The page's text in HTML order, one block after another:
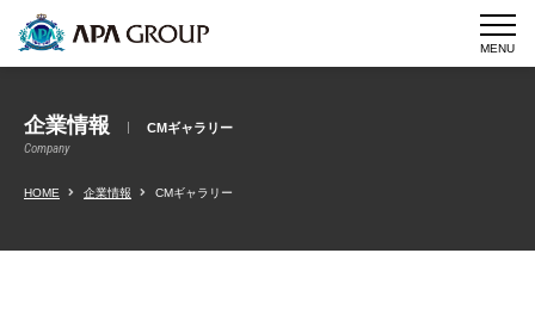
MENU
企業情報 CMギャラリー
Company
HOME 企業情報 CMギャラリー